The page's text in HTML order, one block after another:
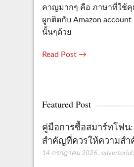
คาญมากๆ คือ ภาษาที่ใช้คุ
ผูกติดกับ Amazon account
นั้นๆด้วย
Read Post →
Featured Post
คู่มือการซื้อสมาร์ทโฟน:
สำคัญที่ควรให้ความส
14 กรกฎาคม 2026 , advertorial,